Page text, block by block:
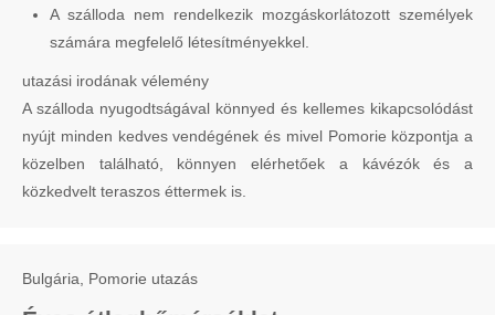
A szálloda nem rendelkezik mozgáskorlátozott személyek
számára megfelelő létesítményekkel.
utazási irodának vélemény
A szálloda nyugodtságával könnyed és kellemes kikapcsolódást
nyújt minden kedves vendégének és mivel Pomorie központja a
közelben található, könnyen elérhetőek a kávézók és a
közkedvelt teraszos éttermek is.
Bulgária, Pomorie utazás